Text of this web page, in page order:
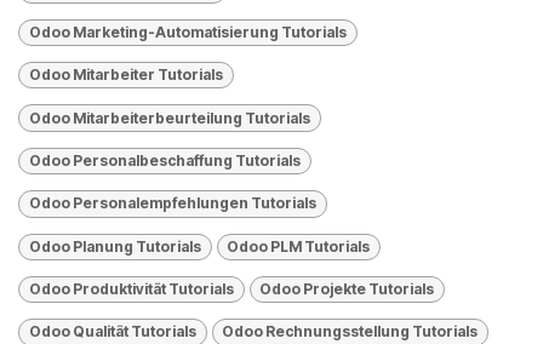
Odoo Marketing-Automatisierung Tutorials
Odoo Mitarbeiter Tutorials
Odoo Mitarbeiterbeurteilung Tutorials
Odoo Personalbeschaffung Tutorials
Odoo Personalempfehlungen Tutorials
Odoo Planung Tutorials Odoo PLM Tutorials
Odoo Produktivität Tutorials Odoo Projekte Tutorials
Odoo Qualität Tutorials Odoo Rechnungsstellung Tutorials